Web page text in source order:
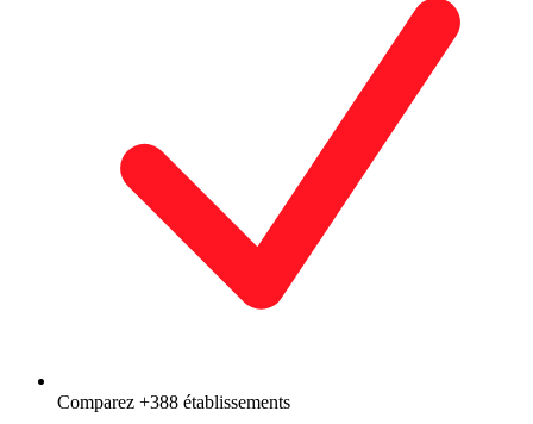
Comparez +388 établissements